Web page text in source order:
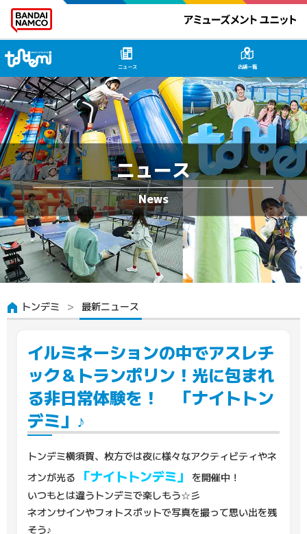
ニュース 店舗一覧
ニュース
トンデミ 最新ニュース
イルミネーションの中でアスレチ
ック＆トランポリン！光に包まれ
る非日常体験を！ 「ナイトトン
デミ」♪
トンデミ横須賀、枚方では夜に様々なアクティビティやネ
オンが光る
「ナイトトンデミ」
を開催中！
いつもとは違うトンデミで楽しもう☆彡
ネオンサインやフォトスポットで写真を撮って思い出を残
そう♪